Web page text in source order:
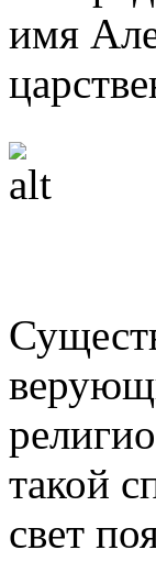
имя
такой
свет